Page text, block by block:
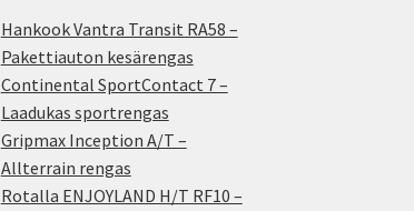
Hankook Vantra Transit RA58 –
Pakettiauton kesärengas
Continental SportContact 7 –
Laadukas sportrengas
Gripmax Inception A/T –
Allterrain rengas
Rotalla ENJOYLAND H/T RF10 –